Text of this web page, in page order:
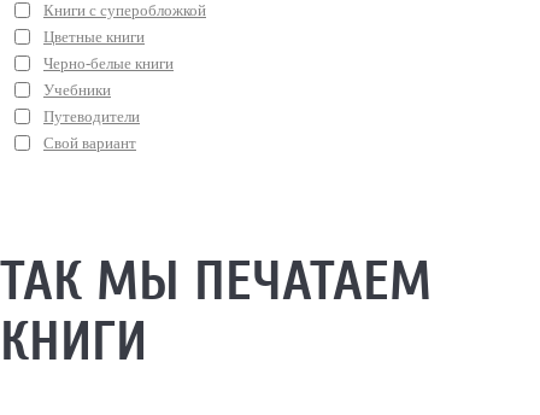
Книги с суперобложкой
Цветные книги
Черно-белые книги
Учебники
Путеводители
Свой вариант
ТАК МЫ ПЕЧАТАЕМ
КНИГИ